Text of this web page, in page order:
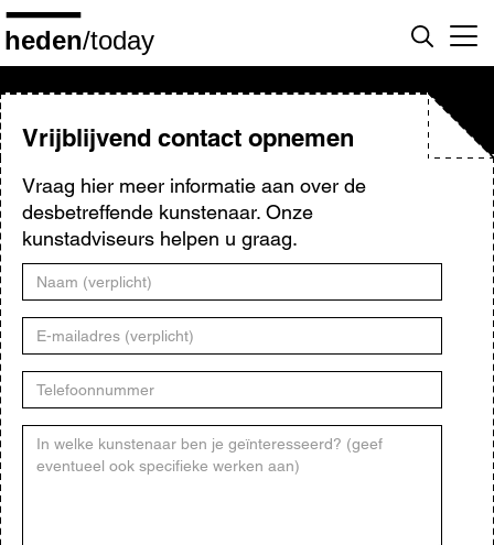
Overslaan
en
naar
inhoud
gaanVrijblijvend contact opnemen
Vraag hier meer informatie aan over de
desbetreffende kunstenaar. Onze
kunstadviseurs helpen u graag.
Naam
E-
mailadres
Telefoonnummer
Kunstenaar